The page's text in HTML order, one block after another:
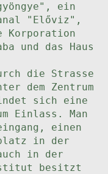
ein
"Előviz",
Korporation
und das Haus
die Strasse
dem Zentrum
sich eine
Einlass. Man
einen
in der
in der
besitzt